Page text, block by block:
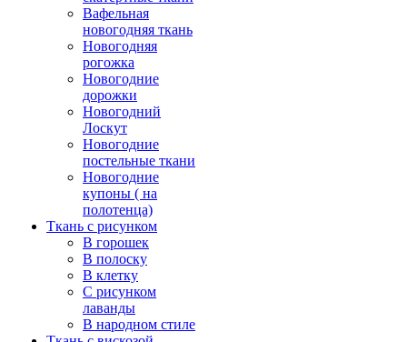
Вафельная
новогодняя ткань
Новогодняя
рогожка
Новогодние
дорожки
Новогодний
Лоскут
Новогодние
постельные ткани
Новогодние
купоны ( на
полотенца)
Ткань с рисунком
В горошек
В полоску
В клетку
С рисунком
лаванды
В народном стиле